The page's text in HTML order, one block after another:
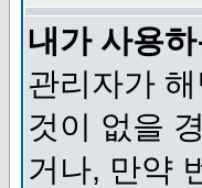
내가 사용
관리자가
것이 없을
거나, 만약